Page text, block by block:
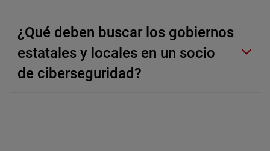
¿Qué deben buscar los gobiernos
estatales y locales en un socio
de ciberseguridad?